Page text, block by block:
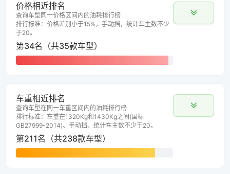
价格相近排名
查询车型同一价格区间内的油耗排行榜
排行标准：价格差别小于15%，手动挡，统计车主数不少
于20。
第34名（共35款车型）
车重相近排名
查询车型在同一车重区间内的油耗排行榜
排行标准：车重在1320Kg和1430Kg之间(国标
GB27999-2014)、手动挡、统计车主数不少于20。
第211名（共238款车型）